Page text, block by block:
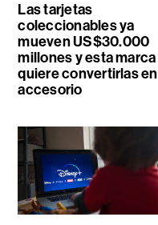
Las tarjetas
coleccionables ya
mueven US$30.000
millones y esta marca
quiere convertirlas en
accesorio